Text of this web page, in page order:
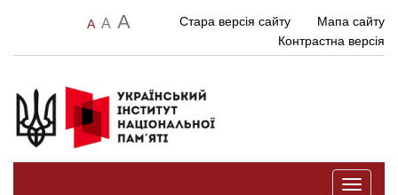
A A A Стара версія сайту
Мапа сайту
Контрастна версія
Toggle